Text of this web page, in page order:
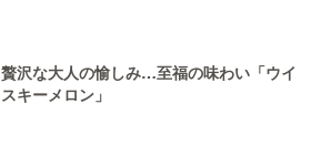
贅沢な大人の愉しみ…至福の味わい「ウイ
スキーメロン」